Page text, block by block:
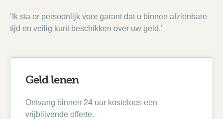
‘Ik sta er persoonlijk voor garant dat u binnen afzienbare
tijd en veilig kunt beschikken over uw geld.’
Geld lenen
Ontvang binnen 24 uur kosteloos een
vrijblijvende offerte.